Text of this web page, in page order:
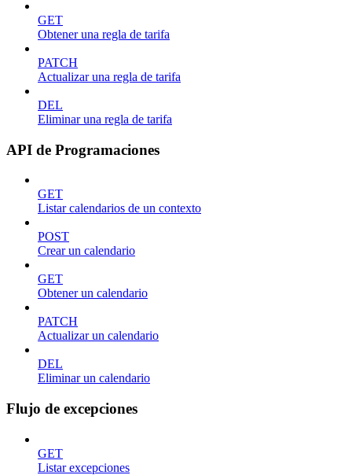
GET
Obtener una regla de tarifa
PATCH
Actualizar una regla de tarifa
DEL
Eliminar una regla de tarifa
API de Programaciones
GET
Listar calendarios de un contexto
POST
Crear un calendario
GET
Obtener un calendario
PATCH
Actualizar un calendario
DEL
Eliminar un calendario
Flujo de excepciones
GET
Listar excepciones